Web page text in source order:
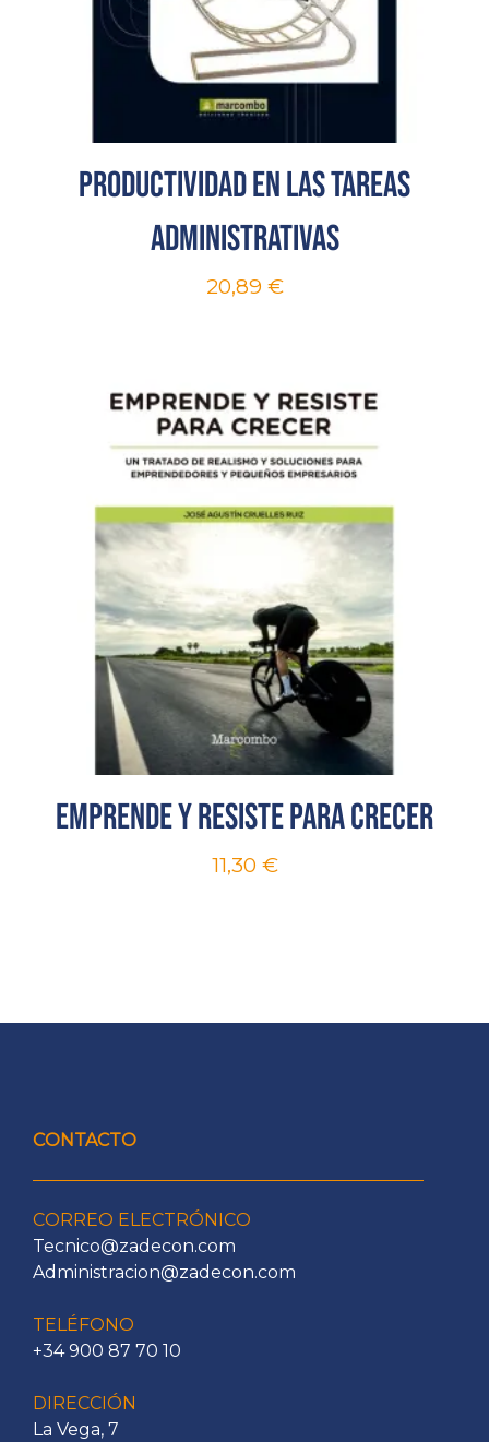
Productividad en las tareas
administrativas
20,89 €
Emprende y resiste para crecer
11,30 €
CONTACTO
CORREO ELECTRÓNICO
Tecnico@zadecon.com
Administracion@zadecon.com
TELÉFONO
+34 900 87 70 10
DIRECCIÓN
La Vega, 7